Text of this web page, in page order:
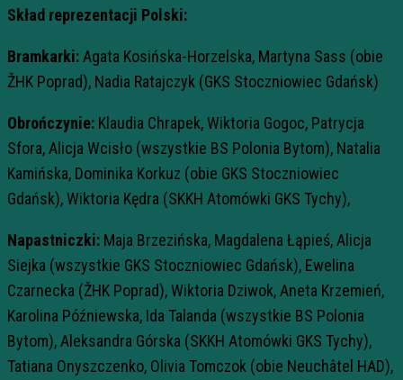
Skład reprezentacji Polski:
Bramkarki:Agata Kosińska-Horzelska, Martyna Sass (obie
ŽHK Poprad), Nadia Ratajczyk (GKS Stoczniowiec Gdańsk)
Obrończynie: Klaudia Chrapek, Wiktoria Gogoc, Patrycja
Sfora, Alicja Wcisło (wszystkie BS Polonia Bytom), Natalia
Kamińska, Dominika Korkuz (obie GKS Stoczniowiec
Gdańsk), Wiktoria Kędra (SKKH Atomówki GKS Tychy),
Napastniczki: Maja Brzezińska, Magdalena Łąpieś, Alicja
Siejka (wszystkie GKS Stoczniowiec Gdańsk), Ewelina
Czarnecka (ŽHK Poprad), Wiktoria Dziwok, Aneta Krzemień,
Karolina Późniewska, Ida Talanda (wszystkie BS Polonia
Bytom), Aleksandra Górska (SKKH Atomówki GKS Tychy),
Tatiana Onyszczenko, Olivia Tomczok (obie Neuchâtel HAD),